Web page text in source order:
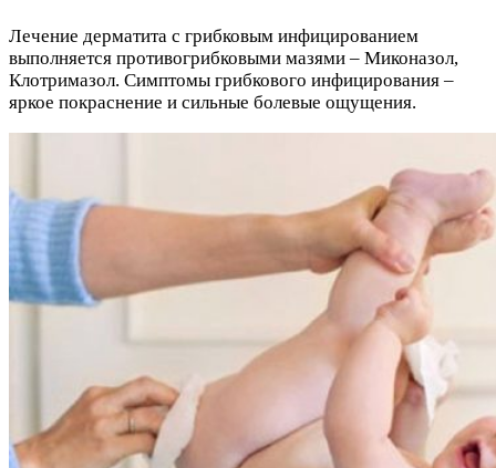
Лечение дерматита с грибковым инфицированием
выполняется противогрибковыми мазями – Миконазол,
Клотримазол. Симптомы грибкового инфицирования –
яркое покраснение и сильные болевые ощущения.